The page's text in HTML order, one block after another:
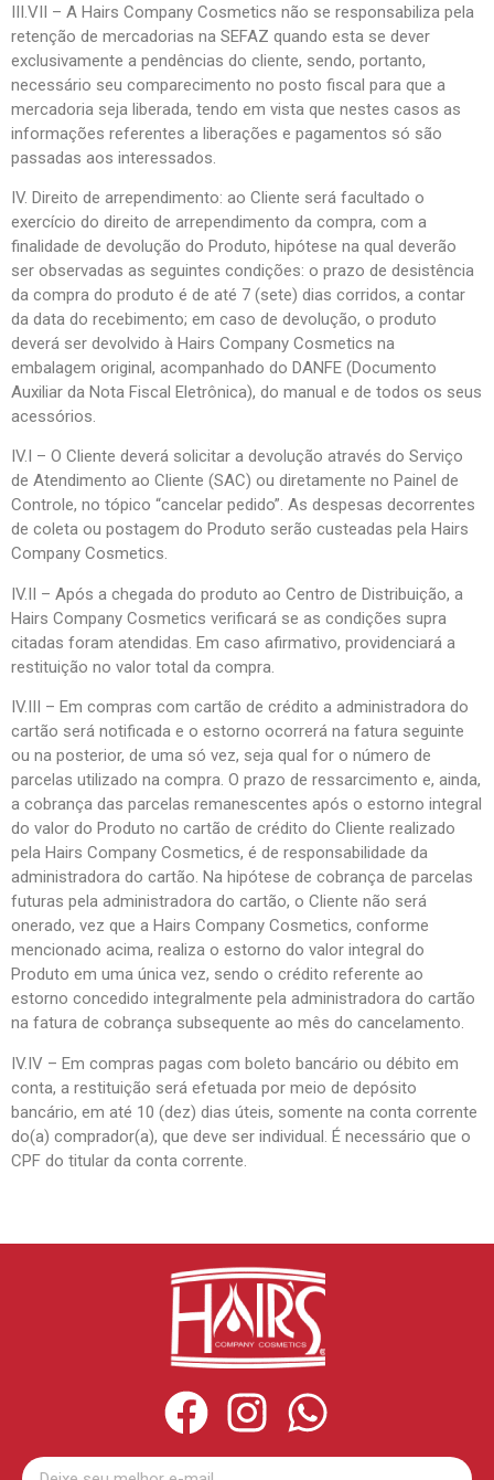
III.VII – A Hairs Company Cosmetics não se responsabiliza pela
retenção de mercadorias na SEFAZ quando esta se dever
exclusivamente a pendências do cliente, sendo, portanto,
necessário seu comparecimento no posto fiscal para que a
mercadoria seja liberada, tendo em vista que nestes casos as
informações referentes a liberações e pagamentos só são
passadas aos interessados.
IV. Direito de arrependimento: ao Cliente será facultado o
exercício do direito de arrependimento da compra, com a
finalidade de devolução do Produto, hipótese na qual deverão
ser observadas as seguintes condições: o prazo de desistência
da compra do produto é de até 7 (sete) dias corridos, a contar
da data do recebimento; em caso de devolução, o produto
deverá ser devolvido à Hairs Company Cosmetics na
embalagem original, acompanhado do DANFE (Documento
Auxiliar da Nota Fiscal Eletrônica), do manual e de todos os seus
acessórios.
IV.I – O Cliente deverá solicitar a devolução através do Serviço
de Atendimento ao Cliente (SAC) ou diretamente no Painel de
Controle, no tópico “cancelar pedido”. As despesas decorrentes
de coleta ou postagem do Produto serão custeadas pela Hairs
Company Cosmetics.
IV.II – Após a chegada do produto ao Centro de Distribuição, a
Hairs Company Cosmetics verificará se as condições supra
citadas foram atendidas. Em caso afirmativo, providenciará a
restituição no valor total da compra.
IV.III – Em compras com cartão de crédito a administradora do
cartão será notificada e o estorno ocorrerá na fatura seguinte
ou na posterior, de uma só vez, seja qual for o número de
parcelas utilizado na compra. O prazo de ressarcimento e, ainda,
a cobrança das parcelas remanescentes após o estorno integral
do valor do Produto no cartão de crédito do Cliente realizado
pela Hairs Company Cosmetics, é de responsabilidade da
administradora do cartão. Na hipótese de cobrança de parcelas
futuras pela administradora do cartão, o Cliente não será
onerado, vez que a Hairs Company Cosmetics, conforme
mencionado acima, realiza o estorno do valor integral do
Produto em uma única vez, sendo o crédito referente ao
estorno concedido integralmente pela administradora do cartão
na fatura de cobrança subsequente ao mês do cancelamento.
IV.IV – Em compras pagas com boleto bancário ou débito em
conta, a restituição será efetuada por meio de depósito
bancário, em até 10 (dez) dias úteis, somente na conta corrente
do(a) comprador(a), que deve ser individual. É necessário que o
CPF do titular da conta corrente.